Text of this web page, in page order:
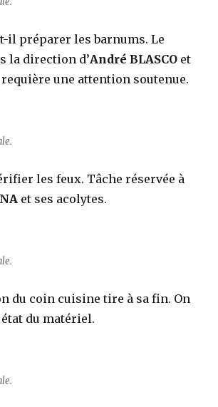
il préparer les barnums. Le
la direction d’André BLASCO et
requière une attention soutenue.
les feux. Tâche réservée à
et ses acolytes.
du coin cuisine tire à sa fin. On
du matériel.